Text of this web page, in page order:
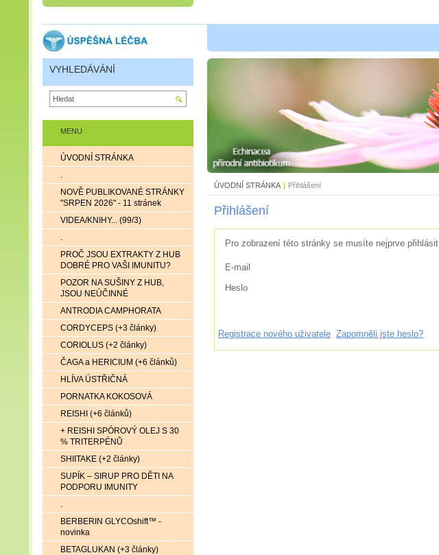
ÚVODNÍ STRÁNKA | Přihlášení
Přihlášení
Pro zobrazení této stránky se musíte nejprve přihlásit.
E-mail
Heslo
Registrace nového uživatele Zapomněli jste heslo?
MENU
ÚVODNÍ STRÁNKA
.
NOVĚ PUBLIKOVANÉ STRÁNKY
"SRPEN 2026" - 11 stránek
VIDEA/KNIHY... (99/3)
.
PROČ JSOU EXTRAKTY Z HUB
DOBRÉ PRO VAŠI IMUNITU?
POZOR NA SUŠINY Z HUB,
JSOU NEÚČINNÉ
ANTRODIA CAMPHORATA
CORDYCEPS (+3 články)
CORIOLUS (+2 články)
ČAGA a HERICIUM (+6 článků)
HLÍVA ÚSTŘIČNÁ
PORNATKA KOKOSOVÁ
REISHI (+6 článků)
+ REISHI SPÓROVÝ OLEJ S 30
% TRITERPÉNŮ
SHIITAKE (+2 články)
SUPÍK – SIRUP PRO DĚTI NA
PODPORU IMUNITY
.
BERBERIN GLYCOshift™ -
novinka
BETAGLUKAN (+3 články)
VYHLEDÁVÁNÍ